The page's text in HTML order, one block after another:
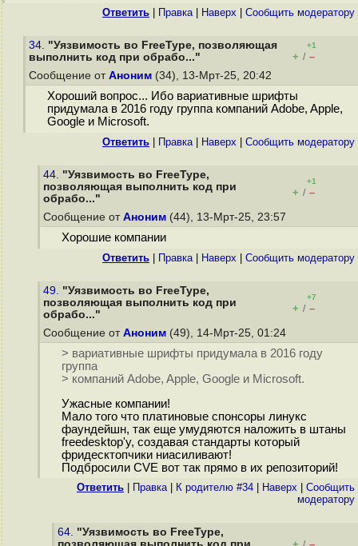
Ответить Правка| Наверх Cообщить модератору
34. "Уязвимость во FreeType, позволяющая
выполнить код при обрабо..."
+1
+ / –
Сообщение от Аноним (34), 13-Мрт-25, 20:42
Хороший вопрос... Ибо вариативные шрифты
придумала в 2016 году группа компаний Adobe, Apple,
Google и Microsoft.
Ответить Правка| Наверх Cообщить модератору
44. "Уязвимость во FreeType,
позволяющая выполнить код при
обрабо..."
+1
+ / –
Сообщение от Аноним (44), 13-Мрт-25, 23:57
Хорошие компании
Ответить Правка| Наверх Cообщить модератору
49. "Уязвимость во FreeType,
позволяющая выполнить код при
обрабо..."
+7
+ / –
Сообщение от Аноним (49), 14-Мрт-25, 01:24
> вариативные шрифты придумала в 2016 году
группа
> компаний Adobe, Apple, Google и Microsoft.
Ужасные компании!
Мало того что платиновые спонсоры линукс
фаундейшн, так еще умудяются наложить в штаны
freedesktop'у, создавая стандарты который
фридесктопчики ниасиливают!
Подбросили CVE вот так прямо в их репозиторий!
Ответить Правка| К родителю #34 Наверх
Cообщить
модератору
64. "Уязвимость во FreeType,